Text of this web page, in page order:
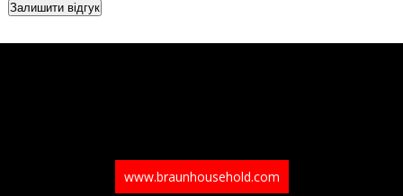
www.braunhousehold.com